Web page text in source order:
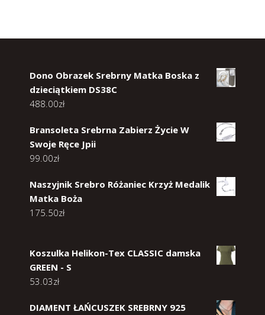
Dono Obrazek Srebrny Matka Boska z
dzieciątkiem DS38C
488.00zł
Bransoleta Srebrna Zabierz Życie W
Swoje Ręce Jpii
99.00zł
Naszyjnik Srebro Różaniec Krzyż Medalik
Matka Boża
175.50zł
Koszulka Helikon-Tex CLASSIC damska
GREEN - S
53.03zł
DIAMENT ŁAŃCUSZEK SREBRNY 925